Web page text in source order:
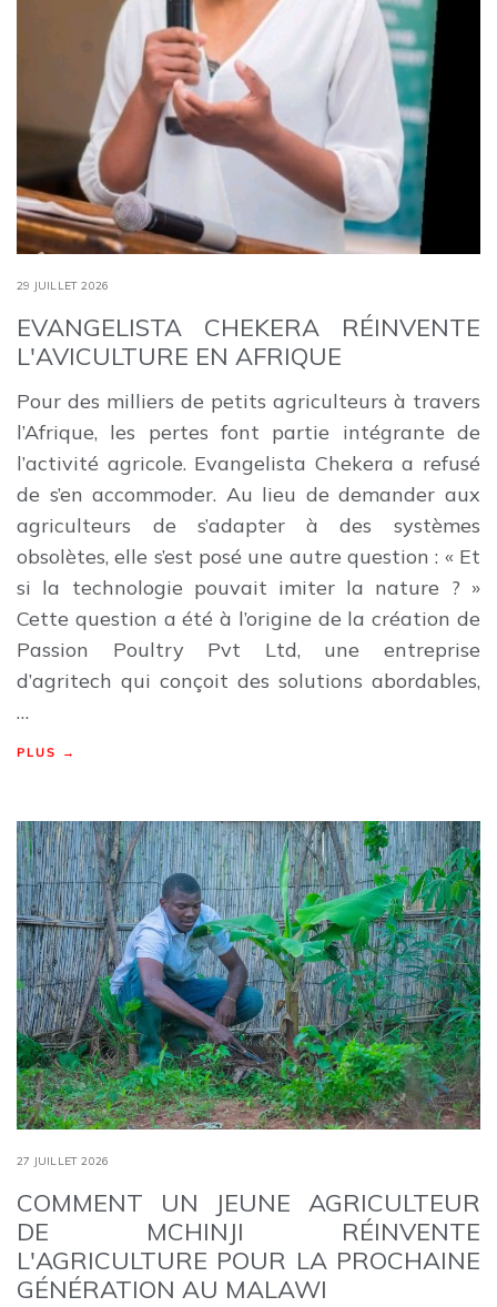
29 JUILLET 2026
EVANGELISTA CHEKERA RÉINVENTE
L'AVICULTURE EN AFRIQUE
Pour des milliers de petits agriculteurs à travers
l’Afrique, les pertes font partie intégrante de
l’activité agricole. Evangelista Chekera a refusé
de s’en accommoder. Au lieu de demander aux
agriculteurs de s’adapter à des systèmes
obsolètes, elle s’est posé une autre question : « Et
si la technologie pouvait imiter la nature ? »
Cette question a été à l’origine de la création de
Passion Poultry Pvt Ltd, une entreprise
d’agritech qui conçoit des solutions abordables,
…
PLUS →
27 JUILLET 2026
COMMENT UN JEUNE AGRICULTEUR
DE MCHINJI RÉINVENTE
L'AGRICULTURE POUR LA PROCHAINE
GÉNÉRATION AU MALAWI